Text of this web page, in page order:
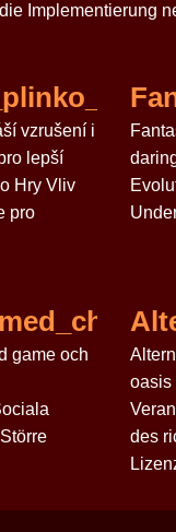
Implementierung
vzrušení i
lepší
Hry Vliv
pro
game och
oasis
des